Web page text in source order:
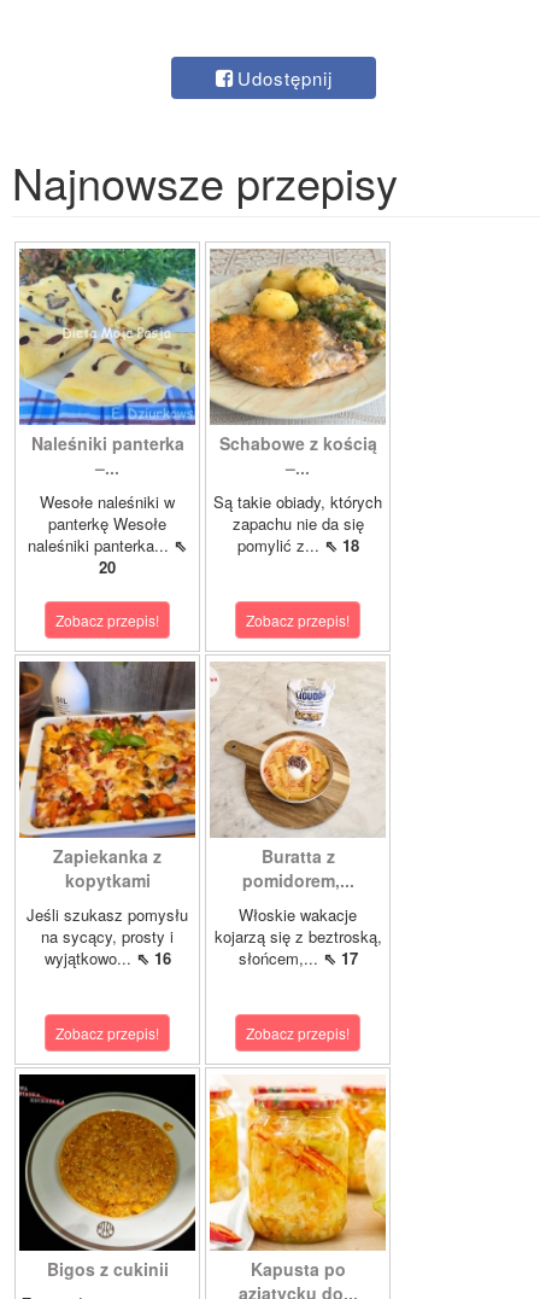
Udostępnij
Najnowsze przepisy
Naleśniki panterka
–...
Wesołe naleśniki w
panterkę Wesołe
naleśniki panterka... ⇖
20
Zobacz przepis!
Schabowe z kością
–...
Są takie obiady, których
zapachu nie da się
pomylić z... ⇖ 18
Zobacz przepis!
Zapiekanka z
kopytkami
Jeśli szukasz pomysłu
na sycący, prosty i
wyjątkowo... ⇖ 16
Zobacz przepis!
Buratta z
pomidorem,...
Włoskie wakacje
kojarzą się z beztroską,
słońcem,... ⇖ 17
Zobacz przepis!
Bigos z cukinii
Kapusta po
azjatycku do...